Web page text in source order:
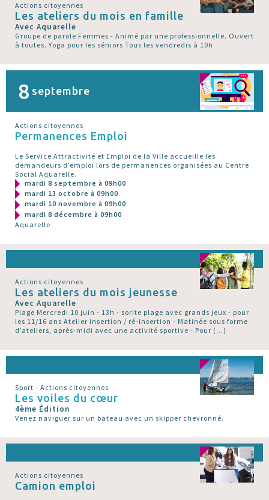
Actions citoyennes
Les ateliers du mois en famille
Avec Aquarelle
Groupe de parole Femmes - Animé par une professionnelle. Ouvert
à toutes. Yoga pour les séniors Tous les vendredis à 10h
8 septembre
Actions citoyennes
Permanences Emploi
Le Service Attractivité et Emploi de la Ville accueille les
demandeurs d’emploi lors de permanences organisées au Centre
Social Aquarelle.
mardi 8 septembre à 09h00
mardi 13 octobre à 09h00
mardi 10 novembre à 09h00
mardi 8 décembre à 09h00
Aquarelle
Actions citoyennes
Les ateliers du mois jeunesse
Avec Aquarelle
Plage Mercredi 10 juin - 13h - sorite plage avec grands jeux - pour
les 11/16 ans Atelier insertion / ré-insertion - Matinée sous forme
d’ateliers, après-midi avec une activité sportive - Pour (…)
Sport - Actions citoyennes
Les voiles du cœur
4ème Édition
Venez naviguer sur un bateau avec un skipper chevronné.
Actions citoyennes
Camion emploi